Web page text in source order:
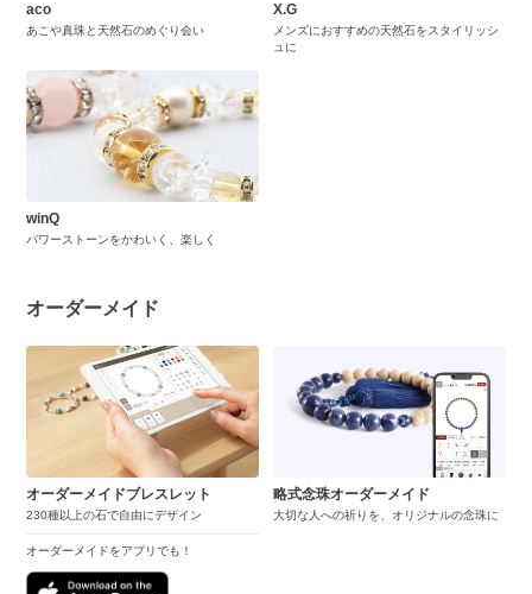
aco
あこや真珠と天然石のめぐり会い
X.G
メンズにおすすめの天然石をスタイリッシ
ュに
winQ
パワーストーンをかわいく、楽しく
オーダーメイド
オーダーメイドブレスレット
230種以上の石で自由にデザイン
オーダーメイドをアプリでも！
略式念珠オーダーメイド
大切な人への祈りを、オリジナルの念珠に